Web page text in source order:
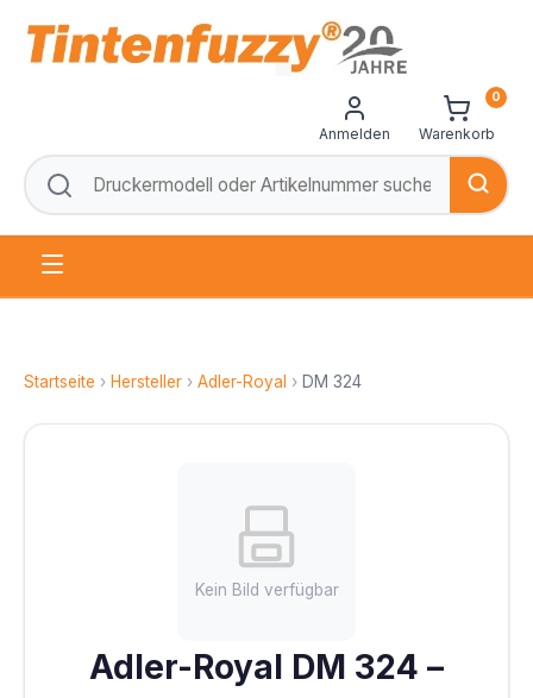
Anmelden Warenkorb
0
Startseite › Hersteller › Adler-Royal › DM 324
Kein Bild verfügbar
Adler-Royal DM 324 –